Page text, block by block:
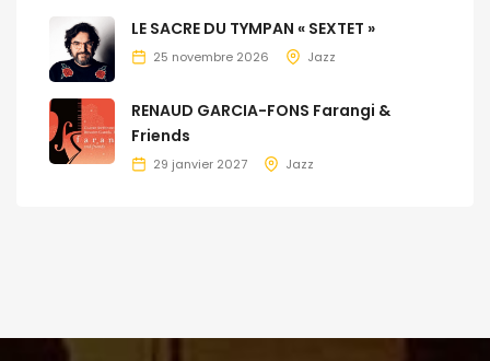
LE SACRE DU TYMPAN « SEXTET »
25 novembre 2026 Jazz
RENAUD GARCIA-FONS Farangi &
Friends
29 janvier 2027 Jazz